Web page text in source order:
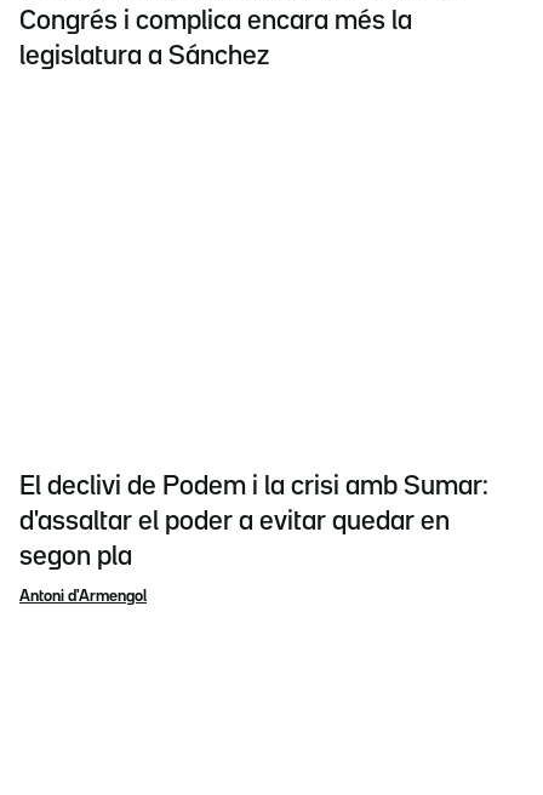
Congrés i complica encara més la
legislatura a Sánchez
El declivi de Podem i la crisi amb Sumar:
d'assaltar el poder a evitar quedar en
segon pla
Antoni d'Armengol